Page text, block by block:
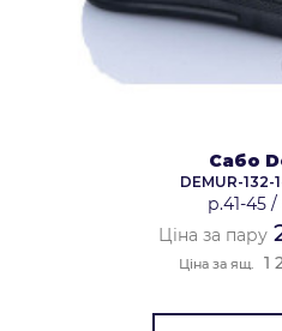
Сабо
DEMUR-
р.41-45 /
Ціна за пару
Ціна за ящ. 1